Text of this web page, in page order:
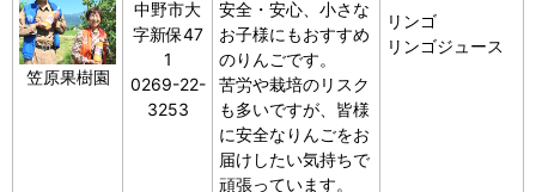
笠原果樹園
中野市大
字新保47
1
0269-22-
3253
安全・安心、小さな
お子様にもおすすめ
のりんごです。
苦労や栽培のリスク
も多いですが、皆様
に安全なりんごをお
届けしたい気持ちで
頑張っています。
リンゴ
リンゴジュース